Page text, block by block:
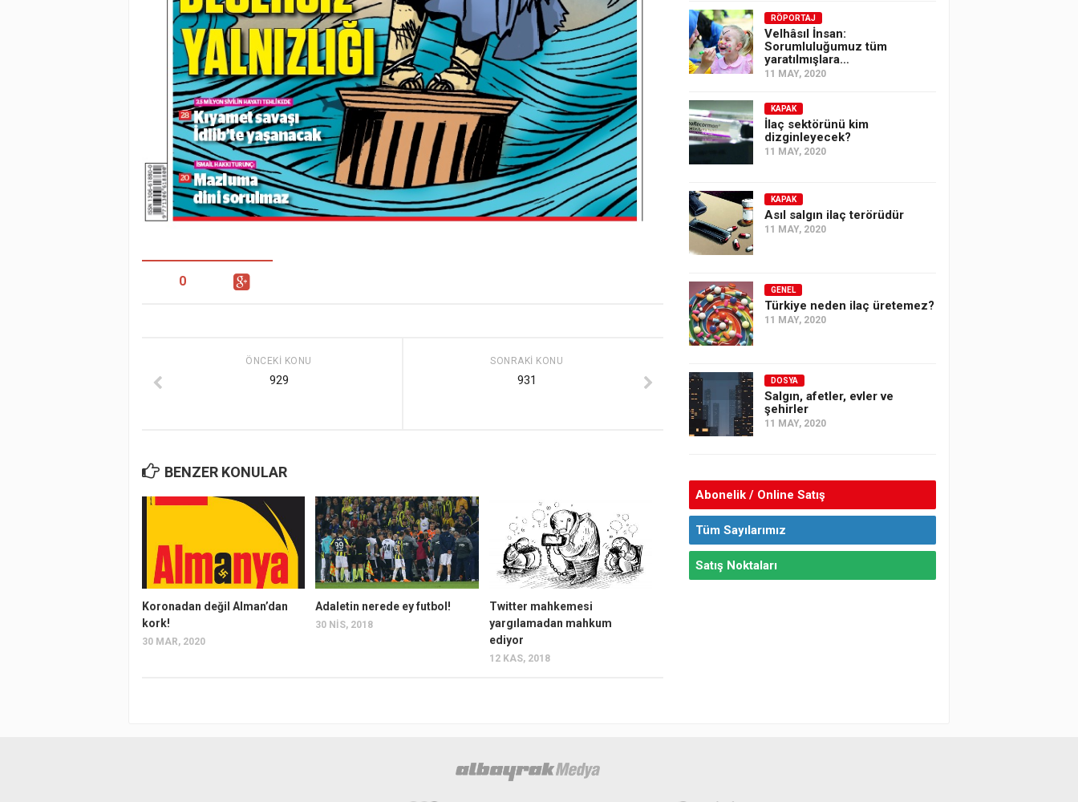
0
SONRAKI KONU
931
ÖNCEKI KONU
929
BENZER KONULAR
Koronadan değil Alman’dan
kork!
30 MAR, 2020
Adaletin nerede ey futbol!
30 NIS, 2018
Twitter mahkemesi
yargılamadan mahkum
ediyor
12 KAS, 2018
RÖPORTAJ
Velhâsıl İnsan:
Sorumluluğumuz tüm
yaratılmışlara…
11 MAY, 2020
KAPAK
İlaç sektörünü kim
dizginleyecek?
11 MAY, 2020
KAPAK
Asıl salgın ilaç terörüdür
11 MAY, 2020
GENEL
Türkiye neden ilaç üretemez?
11 MAY, 2020
DOSYA
Salgın, afetler, evler ve
şehirler
11 MAY, 2020
Abonelik / Online Satış
Tüm Sayılarımız
Satış Noktaları